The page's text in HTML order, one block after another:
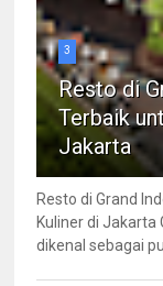
3
Resto di
Terbaik
Jakarta
Resto di Grand
Kuliner di
dikenal sebagai